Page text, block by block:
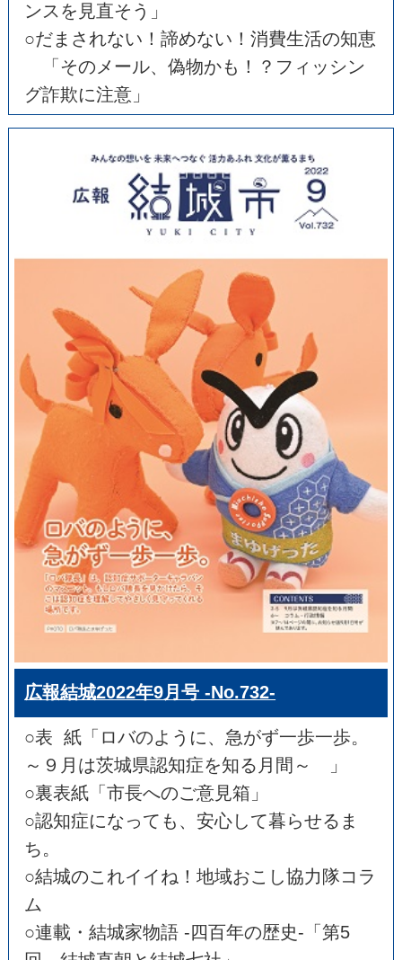
ンスを見直そう」
○だまされない！諦めない！消費生活の知恵
「そのメール、偽物かも！？フィッシン
グ詐欺に注意」
広報結城2022年9月号 -No.732-
○表 紙「ロバのように、急がず一歩一歩。
～９月は茨城県認知症を知る月間～ 」
○裏表紙「市長へのご意見箱」
○認知症になっても、安心して暮らせるま
ち。
○結城のこれイイね！地域おこし協力隊コラ
ム
○連載・結城家物語 -四百年の歴史-「第5